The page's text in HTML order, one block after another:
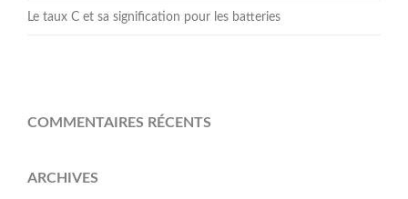
Le taux C et sa signification pour les batteries
COMMENTAIRES RÉCENTS
ARCHIVES